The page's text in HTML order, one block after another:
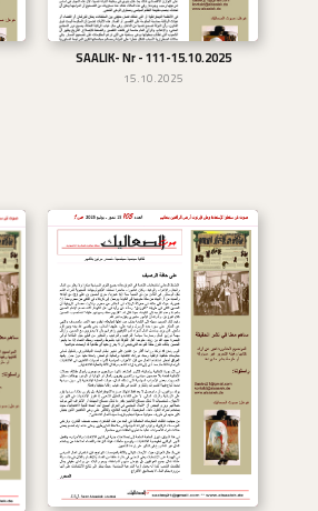
تحميل
SAALIK- Nr - 111-15.10.2025
15.10.2025